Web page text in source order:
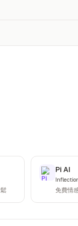
Pi AI
免費情